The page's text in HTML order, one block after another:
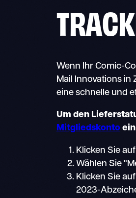
Wenn Ihr Comic-
Mail Innovations in
eine schnelle und
Um den
Mitgliedskontoein
Klicken Sie
Wählen Sie
Klicken Sie
2023-